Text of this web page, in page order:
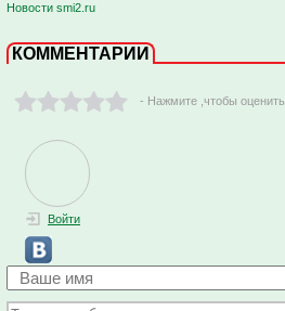
Новости smi2.ru
КОММЕНТАРИИ
- Нажмите ,чтобы оценить
Войти